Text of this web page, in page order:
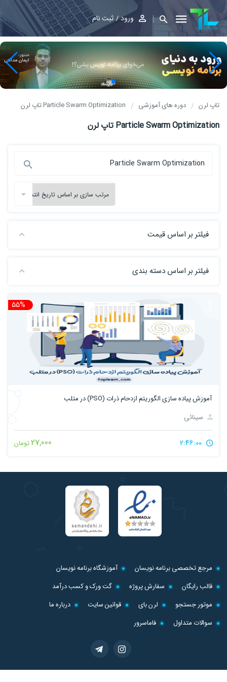
ورود ثبت نام
تاپ لرن دوره های آموزشی Particle Swarm Optimization تاپ لرن
Particle Swarm Optimization تاپ لرن
فیلتر بر اساس قیمت
فیلتر بر اساس دسته بندی
55%
آموزش پیاده سازی الگوریتم ازدحام ذرات (PSO) در متلب
سینائی
27,000تومان
مرجع تخصصی برنامه نویسان
آموزشگاه برنامه نویسان
قالب رایگان
سفارش پروژه
گت ورک و کسب درآمد
موتور جستجو
لرن بای قوانین سایت
درباره ما
سوالات متداول
فاماسرور